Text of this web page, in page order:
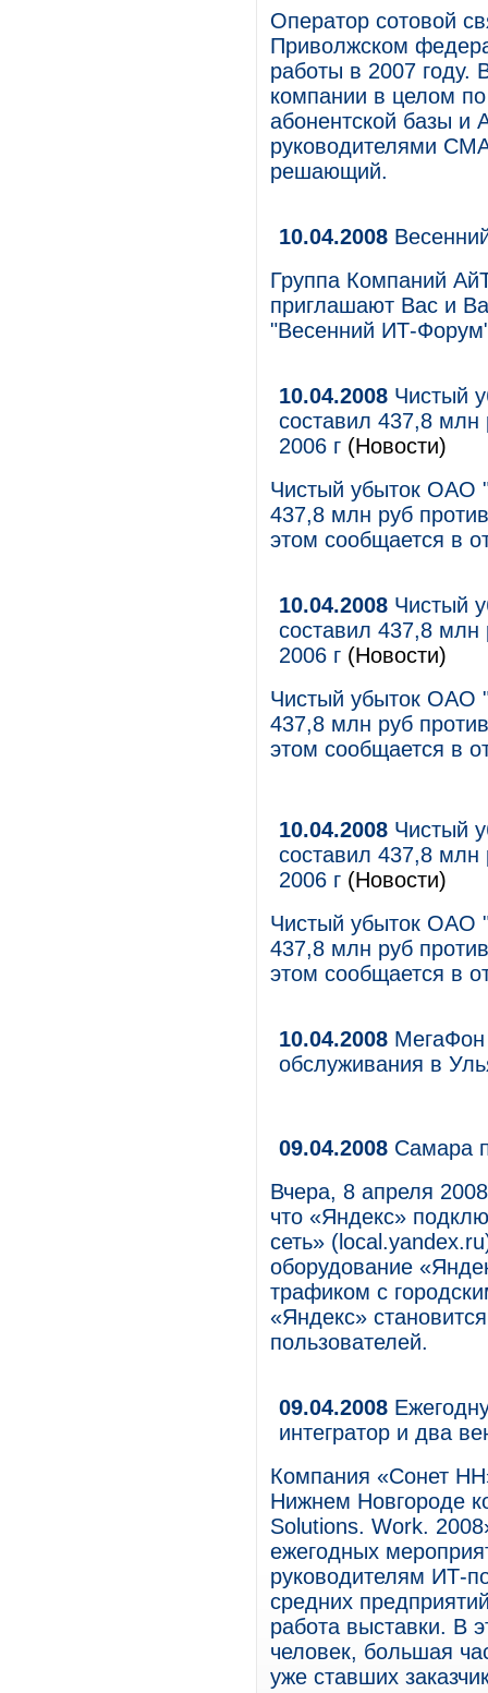
Оператор сотовой
Приволжском
работы в 2007 году.
компании в целом
абонентской базы и
руководителями
решающий.
10.04.2008
Группа Компаний
приглашают Вас и
"Весенний ИТ-
10.04.2008 Чистый
составил 437,8 млн
2006 г (Новости)
Чистый убыток ОАО
437,8 млн руб
этом сообщается в
10.04.2008 Чистый
составил 437,8 млн
2006 г (Новости)
Чистый убыток ОАО
437,8 млн руб
этом сообщается в
10.04.2008 Чистый
составил 437,8 млн
2006 г (Новости)
Чистый убыток ОАО
437,8 млн руб
этом сообщается в
10.04.2008
обслуживания в
09.04.2008 Самара
Вчера, 8 апреля
что «Яндекс»
сеть»
оборудование
трафиком с
«Яндекс»
пользователей.
09.04.2008
интегратор и два
Компания «Сонет
Нижнем Новгороде
Solutions. Work.
ежегодных
руководителям ИТ-
средних
работа выставки. В
человек, большая
уже ставших